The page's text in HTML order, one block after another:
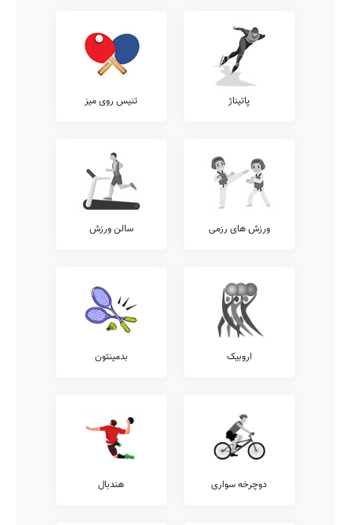
پاتیناژ تنیس روی میز
ورزش های رزمی سالن ورزش
اروبیک بدمینتون
دوچرخه سواری هندبال